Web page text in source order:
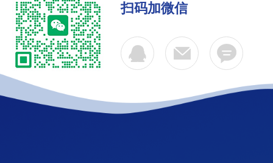
扫码加微信